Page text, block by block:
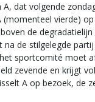
dat volgende
(momenteel vierde)
de
na de stilgelegde
sportcomité moet
zevende en krijgt
A op bezoek, de